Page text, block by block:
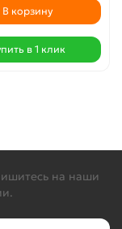
В корзину
в 1 клик
на наши